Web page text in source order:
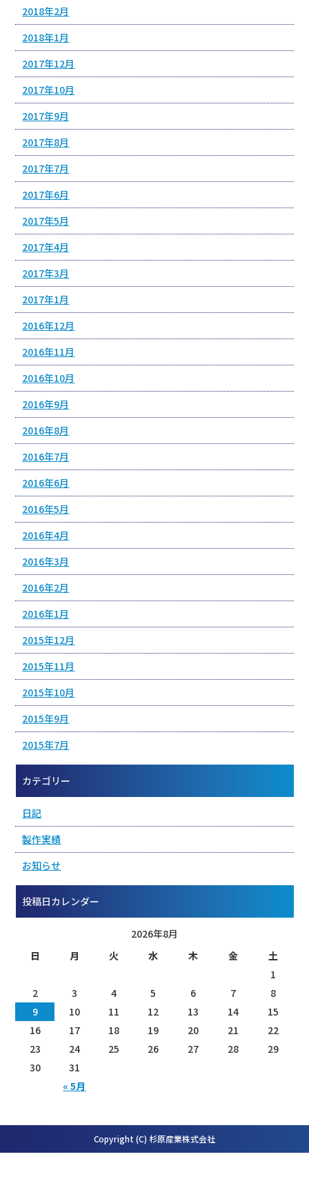
2018年2月
2018年1月
2017年12月
2017年10月
2017年9月
2017年8月
2017年7月
2017年6月
2017年5月
2017年4月
2017年3月
2017年1月
2016年12月
2016年11月
2016年10月
2016年9月
2016年8月
2016年7月
2016年6月
2016年5月
2016年4月
2016年3月
2016年2月
2016年1月
2015年12月
2015年11月
2015年10月
2015年9月
2015年7月
カテゴリー
日記
製作実績
お知らせ
投稿日カレンダー
2026年8月
日
月 火 水 木 金 土
« 5月
1
2
3 4 5 6 7
8
9
10 11 12 13 14
15
16
17 18 19 20 21
22
23
24 25 26 27 28
29
30
31
Copyright (C) 杉原産業株式会社